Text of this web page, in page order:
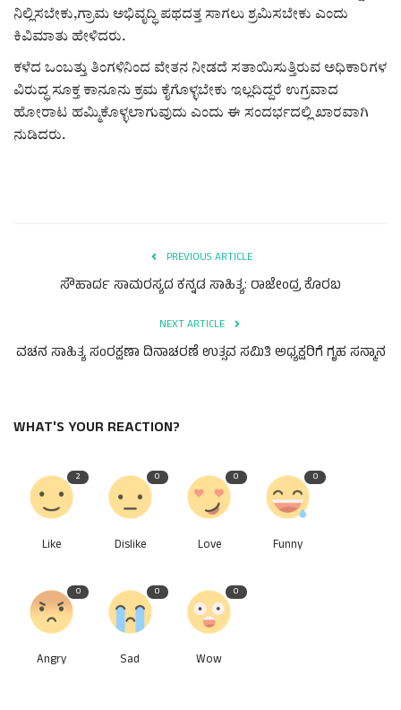
ನಿಲ್ಲಿಸಬೇಕು,ಗ್ರಾಮ ಅಭಿವೃದ್ಧಿ ಪಥದತ್ತ ಸಾಗಲು ಶ್ರಮಿಸಬೇಕು ಎಂದು
ಕಿವಿಮಾತು ಹೇಳಿದರು.
ಕಳೆದ ಒಂಬತ್ತು ತಿಂಗಳಿನಿಂದ ವೇತನ ನೀಡದೆ ಸತಾಯಿಸುತ್ತಿರುವ ಅಧಿಕಾರಿಗಳ
ವಿರುದ್ಧ ಸೂಕ್ತ ಕಾನೂನು ಕ್ರಮ ಕೈಗೊಳ್ಳಬೇಕು ಇಲ್ಲದಿದ್ದರೆ ಉಗ್ರವಾದ
ಹೋರಾಟ ಹಮ್ಮಿಕೊಳ್ಳಲಾಗುವುದು ಎಂದು ಈ ಸಂದರ್ಭದಲ್ಲಿ ಖಾರವಾಗಿ
ನುಡಿದರು.
PREVIOUS ARTICLE
ಸೌಹಾರ್ದ ಸಾಮರಸ್ಯದ ಕನ್ನಡ ಸಾಹಿತ್ಯ: ರಾಜೇಂದ್ರ ಕೊರಬ
NEXT ARTICLE
ವಚನ ಸಾಹಿತ್ಯ ಸಂರಕ್ಷಣಾ ದಿನಾಚರಣೆ ಉತ್ಸವ ಸಮಿತಿ ಅಧ್ಯಕ್ಷರಿಗೆ ಗೃಹ ಸನ್ಮಾನ
WHAT'S YOUR REACTION?
2
Like
0
Dislike
0
Love
0
Funny
0
Angry
0
Sad
0
Wow